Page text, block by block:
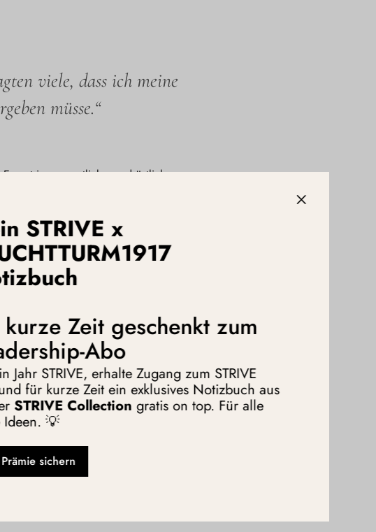
viele, dass ich meine
müsse.“
westlicher und östlicher
und mein Wissen doch weitergeben
nur dort, wo ich damit wirklich etwas
zu verwirklichen. Die
lernen wir in den ersten 1000
müssen wir das schon Babys
andere als gut für Kinder. Das war mein
selber und vor allem besser machen.
weltweit
STRIVE x
Zeit geschenkt zum
Abo
Jahr STRIVE, erhalte Zugang zum STRIVE
für kurze Zeit ein exklusives Notizbuch aus
STRIVE Collection gratis on top. Für alle
Ideen. 💡
Prämie sichern